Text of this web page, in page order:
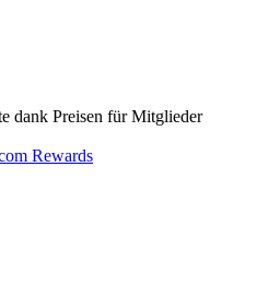
dank Preisen für Mitglieder
Rewards